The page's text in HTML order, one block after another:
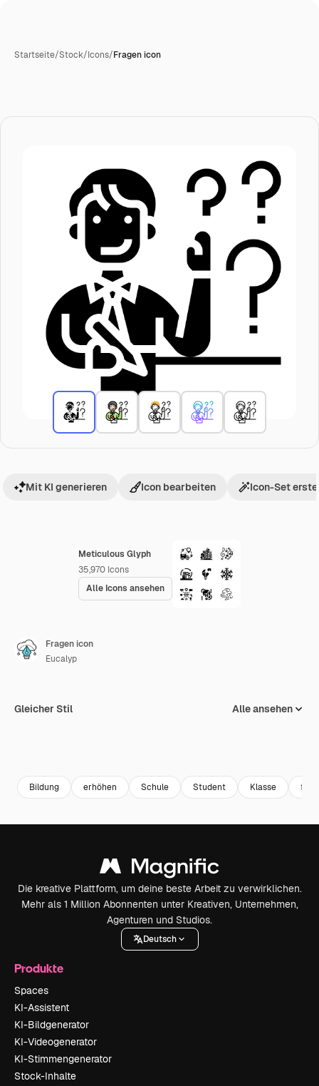
Startseite/Stock/Icons/Fragen icon
Meticulous Glyph
35,970 Icons
Alle Icons ansehen
Mit KI generieren Icon bearbeiten Icon-Set
Fragen icon
Eucalyp
Gleicher Stil Alle ansehen
Bildung erhöhen Schule Student Klasse
Die kreative Plattform, um deine beste Arbeit zu verwirklichen.
Mehr als 1 Million Abonnenten unter Kreativen, Unternehmen,
Agenturen und Studios.
Deutsch
Produkte
Spaces
KI-Assistent
KI-Bildgenerator
KI-Videogenerator
KI-Stimmengenerator
Stock-Inhalte